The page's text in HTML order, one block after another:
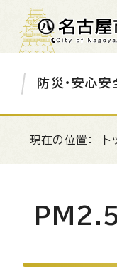
防災・安心安
現在の位置： ト
PM2.5